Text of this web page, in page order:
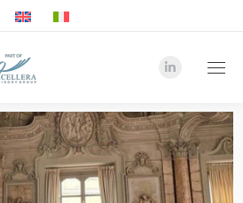
Linkedin
opens
in
new
window